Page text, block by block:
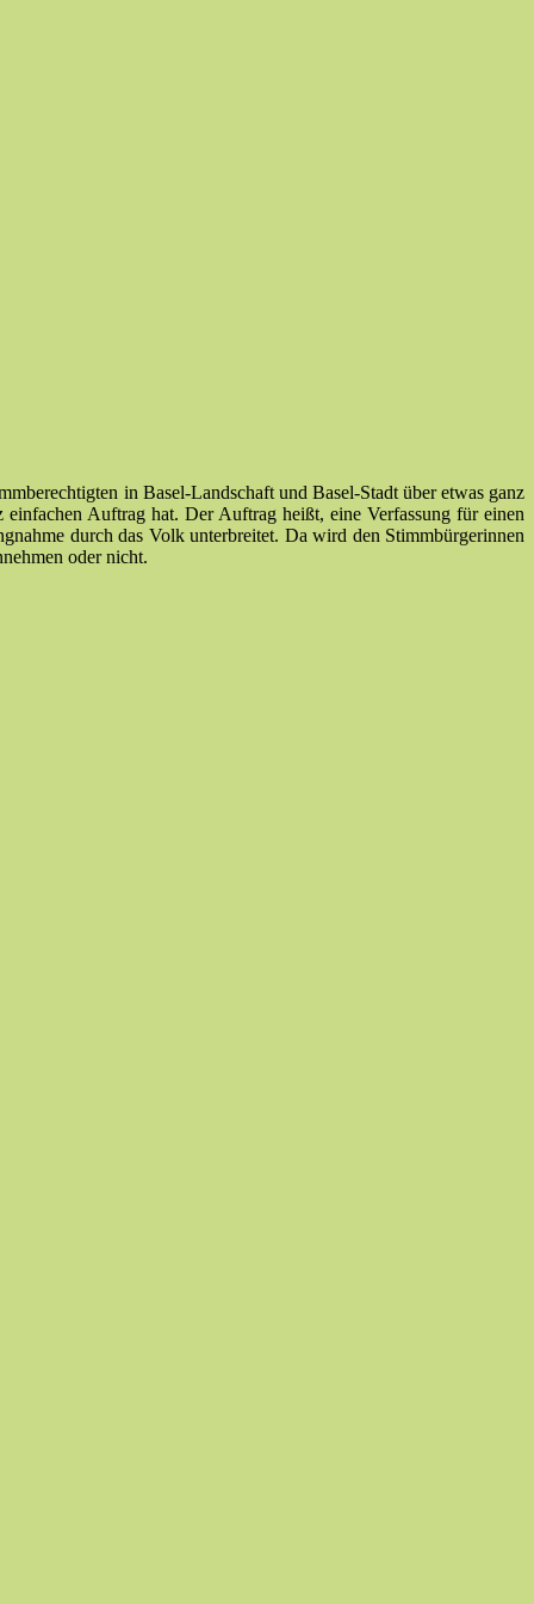
in Basel-Landschaft und Basel-Stadt über etwas ganz
Auftrag hat. Der Auftrag heißt, eine Verfassung für einen
durch das Volk unterbreitet. Da wird den Stimmbürgerinnen
oder nicht.